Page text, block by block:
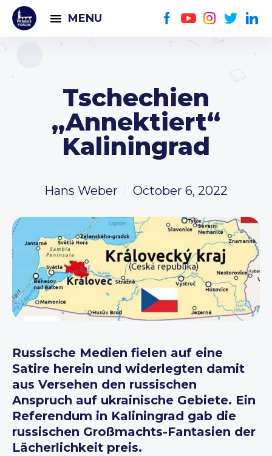
MENU
Tschechien
„Annektiert“
Kaliningrad
Hans Weber October 6, 2022
Russische Medien fielen auf eine
Satire herein und widerlegten damit
aus Versehen den russischen
Anspruch auf ukrainische Gebiete. Ein
Referendum in Kaliningrad gab die
russischen Großmachts-Fantasien der
Lächerlichkeit preis.